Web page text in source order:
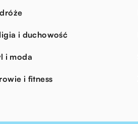
i duchowość
i moda
i fitness